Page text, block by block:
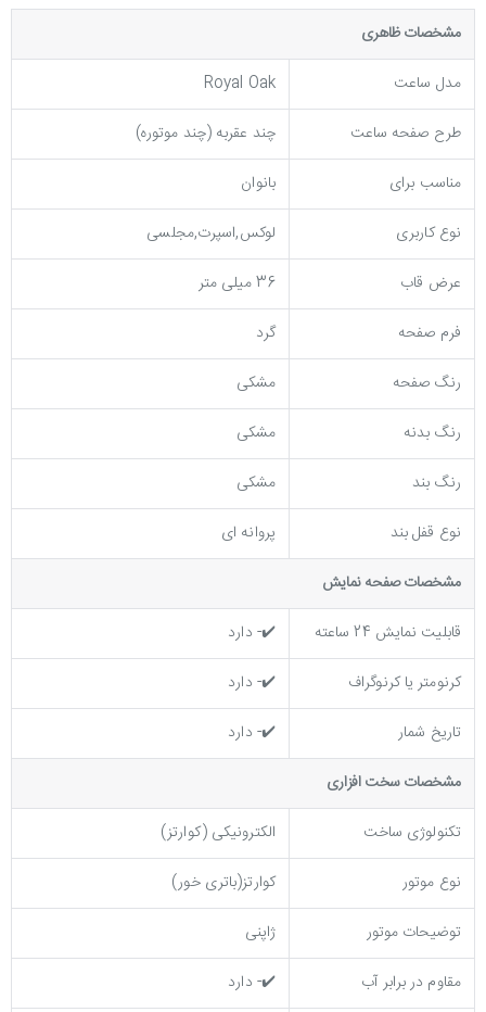
مشخصات ظاهری
مدل ساعت
Royal Oak
طرح صفحه ساعت
چند عقربه (چند موتوره)
مناسب برای
بانوان
نوع کاربری
لوکس,اسپرت,مجلسی
عرض قاب
36 میلی متر
فرم صفحه
گرد
رنگ صفحه
مشکی
رنگ بدنه
مشکی
رنگ بند
مشکی
نوع قفل بند
پروانه ای
مشخصات صفحه نمايش
قابلیت نمایش 24 ساعته
✔️- دارد
کرنومتر یا کرنوگراف
✔️- دارد
تاریخ شمار
✔️- دارد
مشخصات سخت افزاری
تکنولوژی ساخت
الکترونیکی (کوارتز)
نوع موتور
کوارتز(باتری خور)
توضیحات موتور
ژاپنی
مقاوم در برابر آب
✔️- دارد